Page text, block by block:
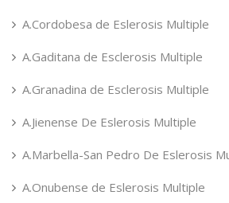
A.Cordobesa de Eslerosis Multiple
A.Gaditana de Esclerosis Multiple
A.Granadina de Esclerosis Multiple
A.Jienense De Eslerosis Multiple
A.Marbella-San Pedro De Eslerosis
A.Onubense de Eslerosis Multiple